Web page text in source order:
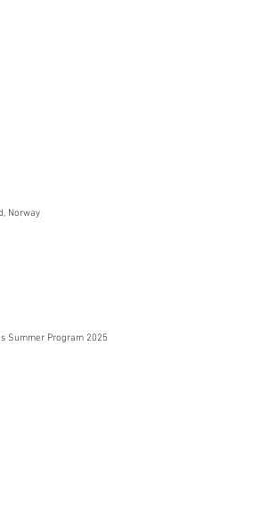
Norway
Program 2025